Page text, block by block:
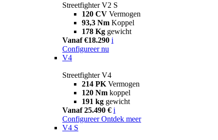
Streetfighter V2 S
120 CV Vermogen
93,3 Nm Koppel
178 Kg gewicht
Vanaf €18.290 i
Configureer nu
V4
Streetfighter V4
214 PK Vermogen
120 Nm koppel
191 kg gewicht
Vanaf 25.490 € i
Configureer Ontdek meer
V4 S